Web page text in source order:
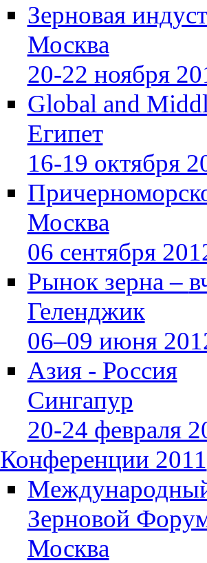
Зерновая
Москва
20-22 ноября
Global and
Египет
16-19 октября
Москва
06 сентября
Рынок зерна –
Геленджик
06–09 июня
Азия - Россия
Сингапур
20-24 февраля
Конференции 2011
Зерновой
Москва